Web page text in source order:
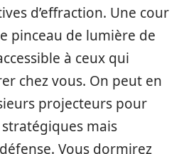
d’effraction. Une cour
pinceau de lumière de
à ceux qui
chez vous. On peut en
projecteurs pour
mais
Vous dormirez